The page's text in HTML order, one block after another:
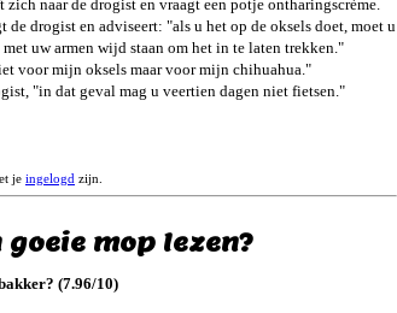
zich naar de drogist en vraagt een potje ontharingscrème.
drogist en adviseert: "als u het op de oksels doet, moet u
uw armen wijd staan om het in te laten trekken."
voor mijn oksels maar voor mijn chihuahua."
"in dat geval mag u veertien dagen niet fietsen."
je ingelogd zijn.
goeie mop lezen?
(7.96/10)